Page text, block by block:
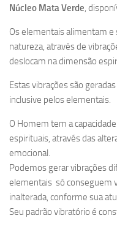
Núcleo Mata Verde,
Os elementais alimentam
natureza, através de
deslocam na dimensão
Estas vibrações são
inclusive pelos elementais.
O Homem tem a
espirituais, através das
emocional.
Podemos gerar vibrações
elementais só conseguem
inalterada, conforme sua
Seu padrão vibratório é